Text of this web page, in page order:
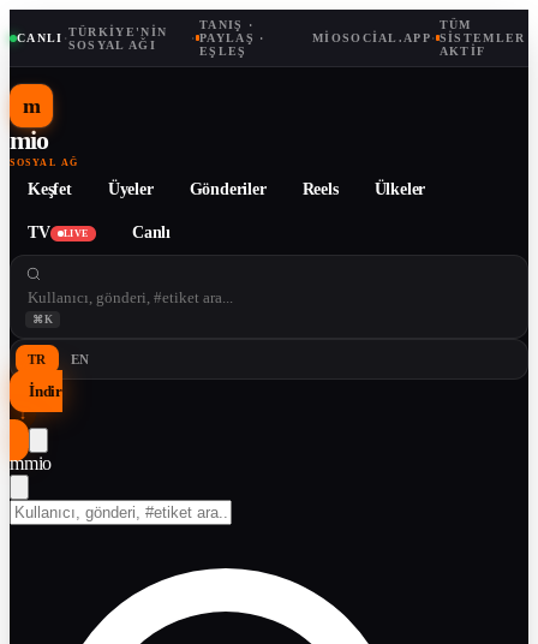
CANLI ·TÜRKIYE'NIN
SOSYAL AĞI
·
TANIŞ ·
PAYLAŞ ·
EŞLEŞ
MIOSOCIAL.APP·
TÜM
SISTEMLER
AKTIF
m
mio
SOSYAL AĞ
Keşfet Üyeler Gönderiler Reels Ülkeler
TV LIVE Canlı
⌘K
TR EN
İndir
↓
mmio